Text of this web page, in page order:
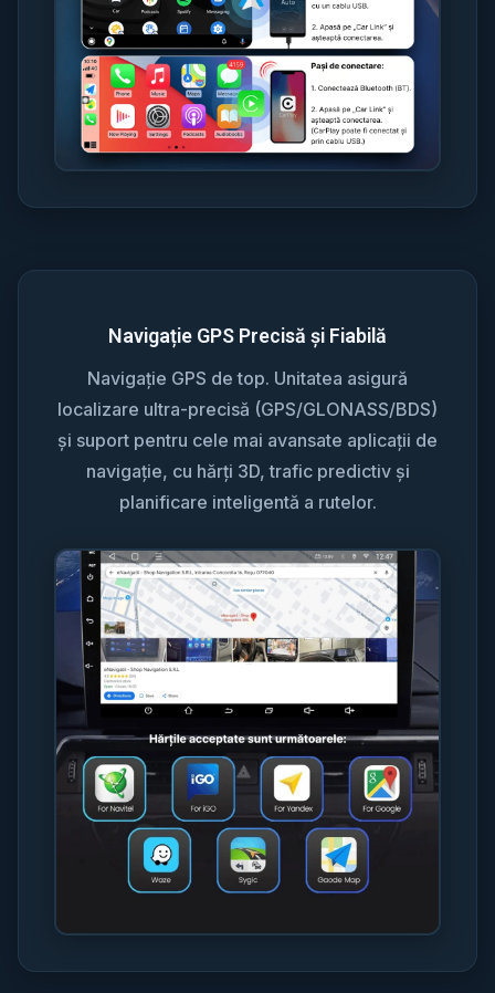
Navigație GPS Precisă și Fiabilă
Navigație GPS de top. Unitatea asigură
localizare ultra-precisă (GPS/GLONASS/BDS)
și suport pentru cele mai avansate aplicații de
navigație, cu hărți 3D, trafic predictiv și
planificare inteligentă a rutelor.